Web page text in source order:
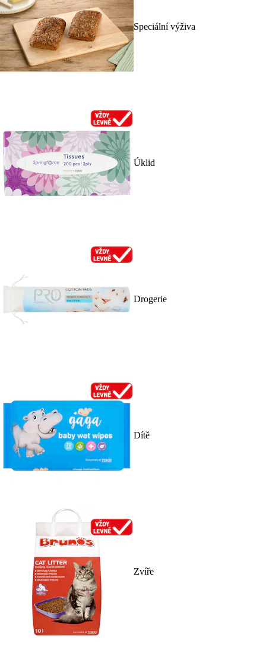
Speciální výživa
Úklid
Drogerie
Dítě
Zvíře